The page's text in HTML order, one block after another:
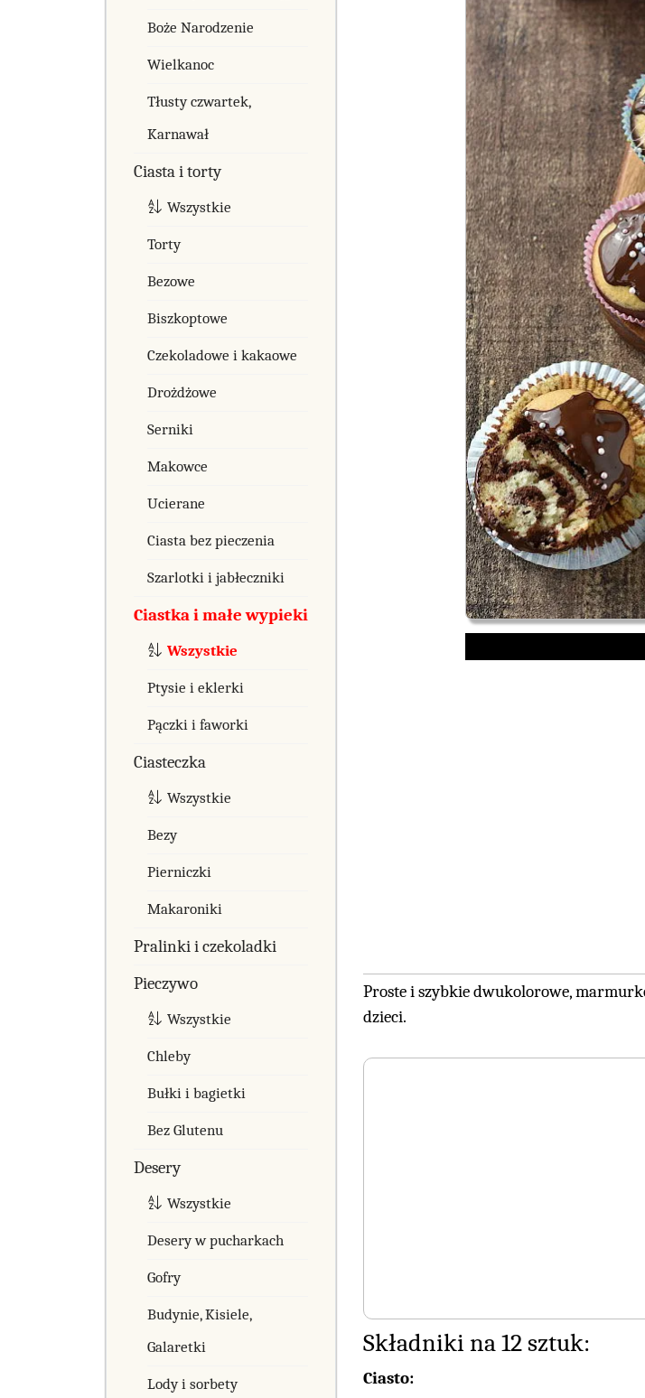
Boże Narodzenie
Wielkanoc
Tłusty czwartek,
Karnawał
Ciasta i torty
Wszystkie
Torty
Bezowe
Biszkoptowe
Czekoladowe i kakaowe
Drożdżowe
Serniki
Makowce
Ucierane
Ciasta bez pieczenia
Szarlotki i jabłeczniki
Ciastka i małe wypieki
Wszystkie
Ptysie i eklerki
Pączki i faworki
Ciasteczka
Wszystkie
Bezy
Pierniczki
Makaroniki
Pralinki i czekoladki
Pieczywo
Wszystkie
Chleby
Bułki i bagietki
Bez Glutenu
Desery
Wszystkie
Desery w pucharkach
Gofry
Budynie, Kisiele,
Galaretki
Lody i sorbety
Proste i szybkie dwukolorowe,
dzieci.
Składniki na 12 sztuk:
Ciasto: